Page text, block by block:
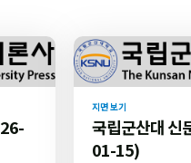
지면 보기
국립군산대
01-15)